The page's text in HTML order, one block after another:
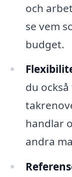
och
se vem
budget.
du
handlar
andra